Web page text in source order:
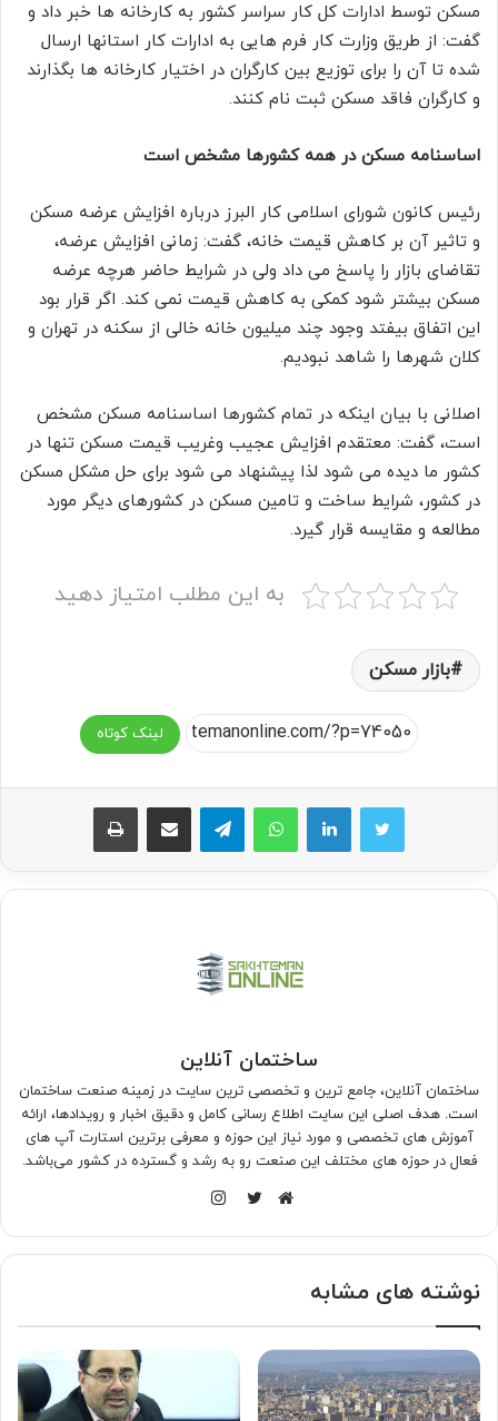
مسکن توسط ادارات کل کار سراسر کشور به کارخانه ها خبر داد و
گفت: از طریق وزارت کار فرم هایی به ادارات کار استانها ارسال
شده تا آن را برای توزیع بین کارگران در اختیار کارخانه ها بگذارند
و کارگران فاقد مسکن ثبت نام کنند.
اساسنامه مسکن در همه کشورها مشخص است
رئیس کانون شورای اسلامی کار البرز درباره افزایش عرضه مسکن
و تاثیر آن بر کاهش قیمت خانه، گفت: زمانی افزایش عرضه،
تقاضای بازار را پاسخ می داد ولی در شرایط حاضر هرچه عرضه
مسکن بیشتر شود کمکی به کاهش قیمت نمی کند. اگر قرار بود
این اتفاق بیفتد وجود چند میلیون خانه خالی از سکنه در تهران و
کلان شهرها را شاهد نبودیم.
اصلانی با بیان اینکه در تمام کشورها اساسنامه مسکن مشخص
است، گفت: معتقدم افزایش عجیب وغریب قیمت مسکن تنها در
کشور ما دیده می شود لذا پیشنهاد می شود برای حل مشکل مسکن
در کشور، شرایط ساخت و تامین مسکن در کشورهای دیگر مورد
مطالعه و مقایسه قرار گیرد.
به این مطلب امتیاز دهید
بازار مسکن
لینک کوتاه
واتس آپ تلگرام اشتراک گذاری از طریق ایمیل چاپ
ساختمان آنلاین
ساختمان آنلاین، جامع ترین و تخصصی ترین سایت در زمینه صنعت ساختمان
است. هدف اصلی این سایت اطلاع رسانی کامل و دقیق اخبار و رویدادها، ارائه
آموزش های تخصصی و مورد نیاز این حوزه و معرفی برترین استارت آپ های
فعال در حوزه های مختلف این صنعت رو به رشد و گسترده در کشور می‌باشد.
نوشته های مشابه